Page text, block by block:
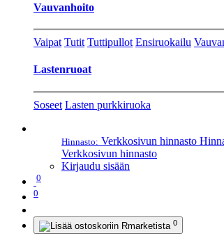
Vauvanhoito
Vaipat Tutit Tuttipullot Ensiruokailu
Lastenruoat
Soseet Lasten purkkiruoka
Hinnasto: Verkkosivun hinnasto
Verkkosivun hinnasto
Kirjaudu sisään
0
0
0